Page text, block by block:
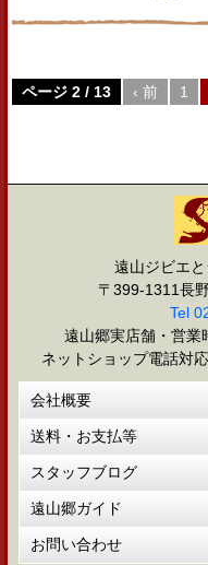
ページ 2 / 13 ‹ 前 1
遠山ジビエ
〒399-1311長
Tel
遠山郷実店舗・営業
ネットショップ電話対
会社概要
送料・お支払等
スタッフブログ
遠山郷ガイド
お問い合わせ